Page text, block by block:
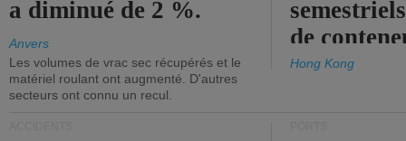
a diminué de 2 %.
Anvers
Les volumes de vrac sec récupérés et le
matériel roulant ont augmenté. D'autres
secteurs ont connu un recul.
de
Hong Kong